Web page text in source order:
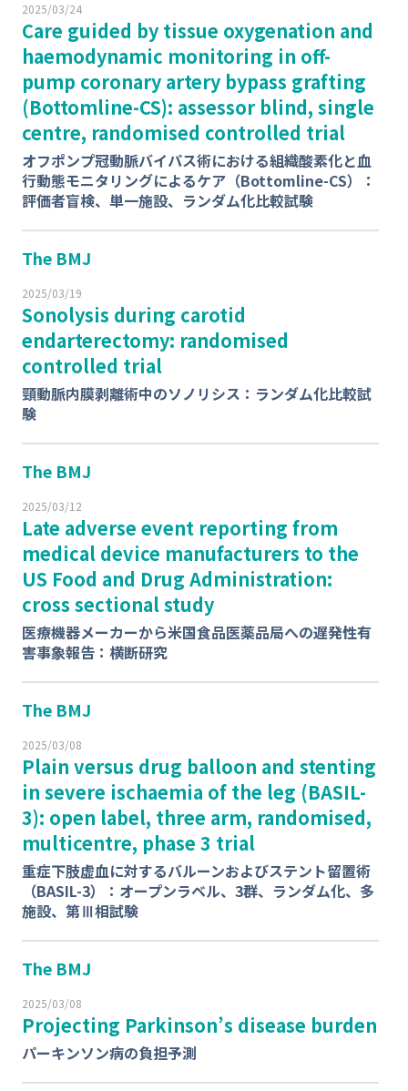
2025/03/24
Care guided by tissue oxygenation and
haemodynamic monitoring in off-
pump coronary artery bypass grafting
(Bottomline-CS): assessor blind, single
centre, randomised controlled trial
オフポンプ冠動脈バイパス術における組織酸素化と血
行動態モニタリングによるケア（Bottomline-CS）：
評価者盲検、単一施設、ランダム化比較試験
The BMJ
2025/03/19
Sonolysis during carotid
endarterectomy: randomised
controlled trial
頸動脈内膜剥離術中のソノリシス：ランダム化比較試
験
The BMJ
2025/03/12
Late adverse event reporting from
medical device manufacturers to the
US Food and Drug Administration:
cross sectional study
医療機器メーカーから米国食品医薬品局への遅発性有
害事象報告：横断研究
The BMJ
2025/03/08
Plain versus drug balloon and stenting
in severe ischaemia of the leg (BASIL-
3): open label, three arm, randomised,
multicentre, phase 3 trial
重症下肢虚血に対するバルーンおよびステント留置術
（BASIL-3）：オープンラベル、3群、ランダム化、多
施設、第Ⅲ相試験
The BMJ
2025/03/08
Projecting Parkinson’s disease burden
パーキンソン病の負担予測